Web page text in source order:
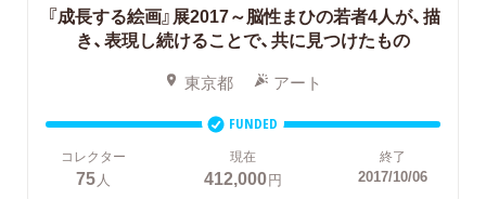
『成長する絵画』展2017～脳性まひの若者4人が、描
き、表現し続けることで、共に見つけたもの
東京都 アート
FUNDED
コレクター
75 人
現在
412,000円
終了
2017/10/06